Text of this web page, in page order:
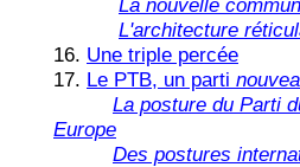
La nouvelle
L'architecture
16. Une triple percée
17. Le PTB, un parti
La posture du Parti
Europe
Des postures